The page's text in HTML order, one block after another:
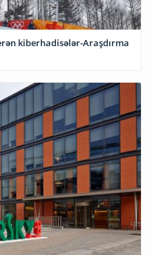
kiberhadisələr-Araşdırma